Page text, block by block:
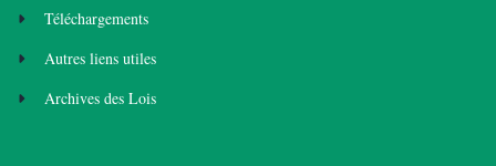
Téléchargements
Autres liens utiles
Archives des Lois